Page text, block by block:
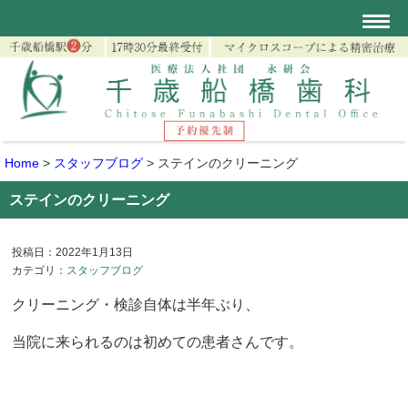
Home > スタッフブログ > ステインのクリーニング
ステインのクリーニング
投稿日：2022年1月13日
カテゴリ： スタッフブログ
クリーニング・検診自体は半年ぶり、
当院に来られるのは初めての患者さんです。